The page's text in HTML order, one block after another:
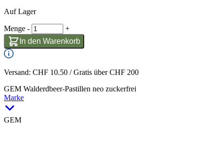
Auf Lager
Menge -
+
In den Warenkorb
Versand: CHF 10.50 / Gratis über CHF 200
GEM Walderdbeer-Pastillen neo zuckerfrei
Marke
GEM